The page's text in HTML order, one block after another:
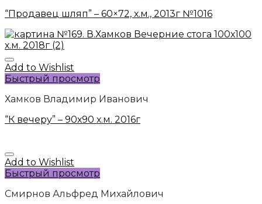
“Продавец шляп” – 60×72, х.м., 2013г №1016
Add to Wishlist
Быстрый просмотр
Хамков Владимир Иванович
“К вечеру” – 90х90 х.м. 2016г
Add to Wishlist
Быстрый просмотр
Смирнов Альфред Михайлович